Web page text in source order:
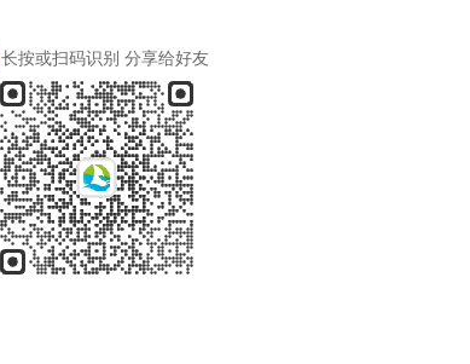
长按或扫码识别 分享给好友